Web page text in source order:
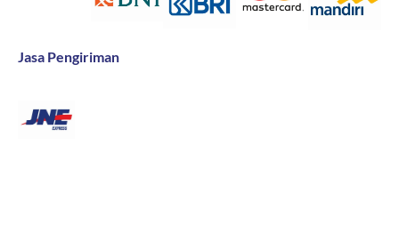
Jasa Pengiriman